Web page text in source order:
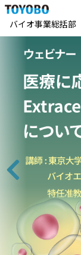
バイオ事業総括部
前へ